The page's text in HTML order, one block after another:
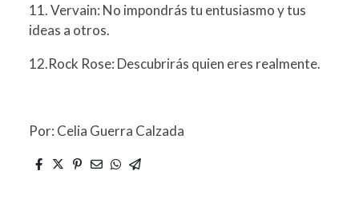
11. Vervain: No impondrás tu entusiasmo y tus
ideas a otros.
12.Rock Rose: Descubrirás quien eres realmente.
Por: Celia Guerra Calzada